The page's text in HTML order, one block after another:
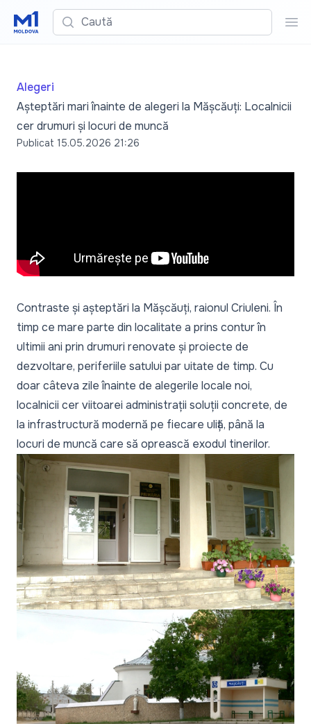
Caută
Alegeri
Așteptări mari înainte de alegeri la Mășcăuți: Localnicii
cer drumuri și locuri de muncă
Publicat 15.05.2026 21:26
Contraste și așteptări la Mășcăuți, raionul Criuleni. În
timp ce mare parte din localitate a prins contur în
ultimii ani prin drumuri renovate și proiecte de
dezvoltare, periferiile satului par uitate de timp. Cu
doar câteva zile înainte de alegerile locale noi,
localnicii cer viitoarei administrații soluții concrete, de
la infrastructură modernă pe fiecare uliță, până la
locuri de muncă care să oprească exodul tinerilor.